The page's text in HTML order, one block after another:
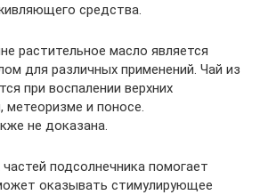
средства.
растительное масло является
для различных применений. Чай из
при воспалении верхних
метеоризме и поносе.
не доказана.
подсолнечника помогает
оказывать стимулирующее